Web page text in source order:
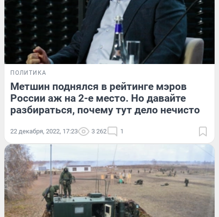
ПОЛИТИКА
Метшин поднялся в рейтинге мэров
России аж на 2-е место. Но давайте
разбираться, почему тут дело нечисто
22 декабря, 2022, 17:23 3 262 1